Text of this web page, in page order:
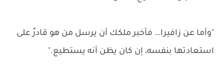
"وأما عن زافيرا… فأخبر ملكك أن يرسل من هو قادرٌ على
استعادتها بنفسه، إن كان يظن أنه يستطيع."